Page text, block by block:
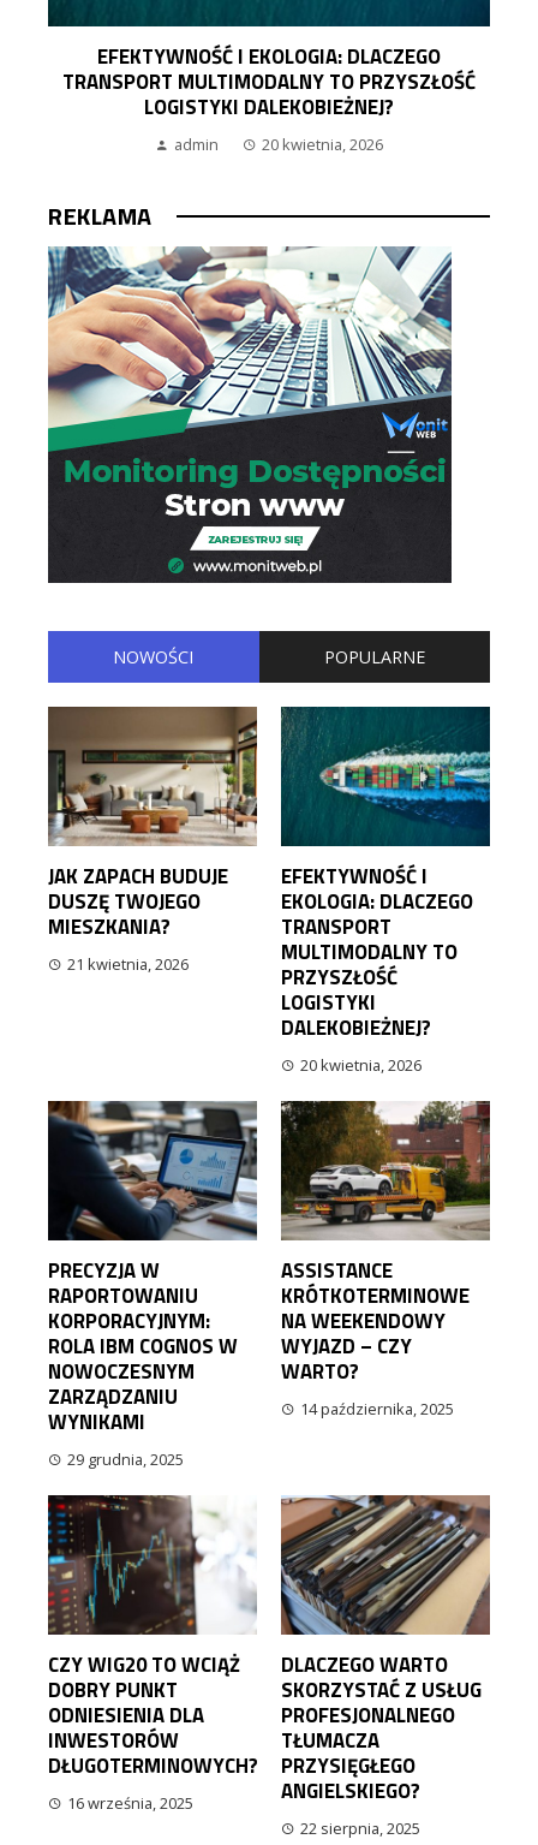
EFEKTYWNOŚĆ I EKOLOGIA: DLACZEGO
TRANSPORT MULTIMODALNY TO PRZYSZŁOŚĆ
LOGISTYKI DALEKOBIEŻNEJ?
admin 20 kwietnia, 2026
REKLAMA
NOWOŚCI POPULARNE
JAK ZAPACH BUDUJE
DUSZĘ TWOJEGO
MIESZKANIA?
21 kwietnia, 2026
EFEKTYWNOŚĆ I
EKOLOGIA: DLACZEGO
TRANSPORT
MULTIMODALNY TO
PRZYSZŁOŚĆ
LOGISTYKI
DALEKOBIEŻNEJ?
20 kwietnia, 2026
PRECYZJA W
RAPORTOWANIU
KORPORACYJNYM:
ROLA IBM COGNOS W
NOWOCZESNYM
ZARZĄDZANIU
WYNIKAMI
29 grudnia, 2025
ASSISTANCE
KRÓTKOTERMINOWE
NA WEEKENDOWY
WYJAZD – CZY
WARTO?
14 października, 2025
CZY WIG20 TO WCIĄŻ
DOBRY PUNKT
ODNIESIENIA DLA
INWESTORÓW
DŁUGOTERMINOWYCH?
16 września, 2025
DLACZEGO WARTO
SKORZYSTAĆ Z USŁUG
PROFESJONALNEGO
TŁUMACZA
PRZYSIĘGŁEGO
ANGIELSKIEGO?
22 sierpnia, 2025